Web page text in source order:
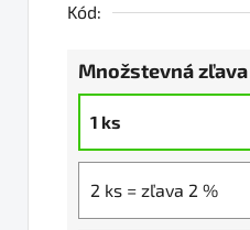
Kód:
Množstevná zľava
1 ks
2 ks = zľava 2 %